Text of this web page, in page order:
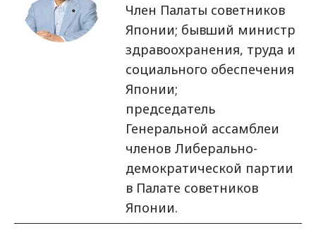
Член Палаты советников
Японии; бывший министр
здравоохранения, труда и
социального обеспечения
Японии;
председатель
Генеральной ассамблеи
членов Либерально-
демократической партии
в Палате советников
Японии.